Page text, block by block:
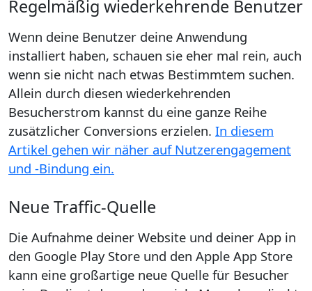
Regelmäßig wiederkehrende Benutzer
Wenn deine Benutzer deine Anwendung
installiert haben, schauen sie eher mal rein, auch
wenn sie nicht nach etwas Bestimmtem suchen.
Allein durch diesen wiederkehrenden
Besucherstrom kannst du eine ganze Reihe
zusätzlicher Conversions erzielen. In diesem
Artikel gehen wir näher auf Nutzerengagement
und -Bindung ein.
Neue Traffic-Quelle
Die Aufnahme deiner Website und deiner App in
den Google Play Store und den Apple App Store
kann eine großartige neue Quelle für Besucher